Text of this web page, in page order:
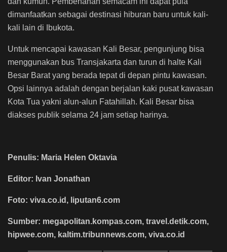
dimanfaatkan sebagai destinasi hiburan baru untuk kali-
kali lain di Ibukota.
Untuk mencapai kawasan Kali Besar, pengunjung bisa
menggunakan bus Transjakarta dan turun di halte Kali
Besar Barat yang berada tepat di depan pintu kawasan.
Opsi lainnya adalah dengan berjalan kaki pusat kawasan
Kota Tua yakni alun-alun Fatahillah. Kali Besar bisa
diakses publik selama 24 jam setiap harinya.
Penulis: Maria Helen Oktavia
Editor: Ivan Jonathan
Foto: viva.co.id, liputan6.com
Sumber: megapolitan.kompas.com, travel.detik.com,
hipwee.com, kaltim.tribunnews.com, viva.co.id